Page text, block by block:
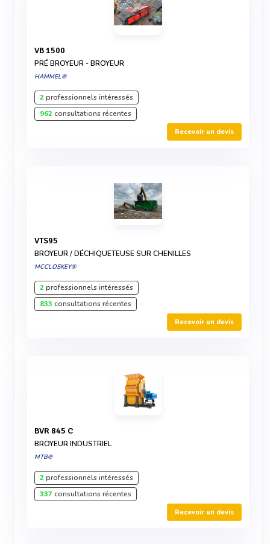
VB 1500
PRÉ BROYEUR - BROYEUR
HAMMEL®
2professionnels intéressés
962consultations récentes
Recevoir un devis
VTS95
BROYEUR / DÉCHIQUETEUSE SUR CHENILLES
MCCLOSKEY®
2professionnels intéressés
833 consultations récentes
Recevoir un devis
BVR 845 C
BROYEUR INDUSTRIEL
MTB®
2professionnels intéressés
337consultations récentes
Recevoir un devis